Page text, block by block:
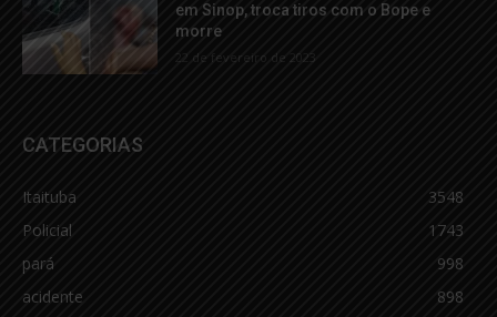
em Sinop, troca tiros com o Bope e
morre
22 de fevereiro de 2023
CATEGORIAS
Itaituba
3548
Policial
1743
pará
998
acidente
898